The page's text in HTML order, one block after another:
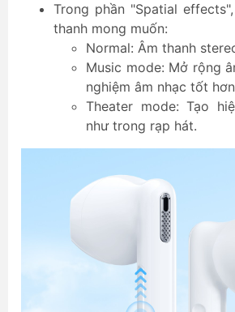
Trong phần "Spatial
thanh mong muốn:
Normal: Âm thanh
Music mode: Mở rộng
nghiệm âm nhạc tốt
Theater mode: Tạo
như trong rạp hát.